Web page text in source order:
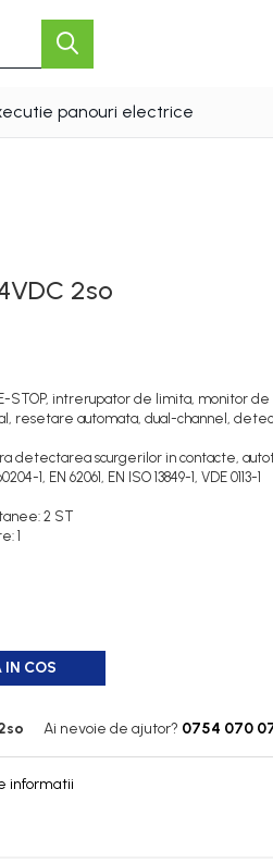
panouri electrice
2so
STOP, intrerupator de limita, monitor
resetare automata, dual-channel,
detectarea scurgerilor in contacte,
1, EN 62061, EN ISO 13849-1, VDE 0113-1
2 ST
1
IN COS
Ai nevoie de ajutor? 0754 070
informatii